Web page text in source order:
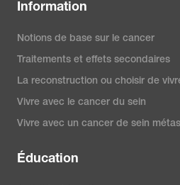
Information
Notions de base sur le cancer
Traitements et effets secondaires
La reconstruction ou choisir de
Vivre avec le cancer du sein
Vivre avec un cancer de sein
Éducation